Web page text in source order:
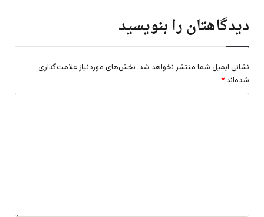
دیدگاهتان را بنویسید
نشانی ایمیل شما منتشر نخواهد شد. بخش‌های موردنیاز علامت‌گذاری
شده‌اند *